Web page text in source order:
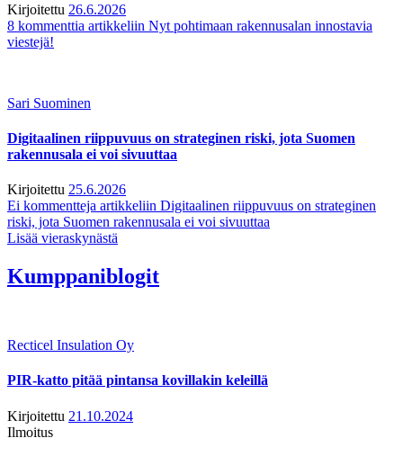
Kirjoitettu 26.6.2026
8 kommenttia artikkeliin Nyt pohtimaan rakennusalan innostavia
viestejä!
Sari Suominen
Digitaalinen riippuvuus on strateginen riski, jota Suomen
rakennusala ei voi sivuuttaa
Kirjoitettu 25.6.2026
Ei kommentteja artikkeliin Digitaalinen riippuvuus on strateginen
riski, jota Suomen rakennusala ei voi sivuuttaa
Lisää vieraskynästä
Kumppaniblogit
Recticel Insulation Oy
PIR-katto pitää pintansa kovillakin keleillä
Kirjoitettu 21.10.2024
Ilmoitus